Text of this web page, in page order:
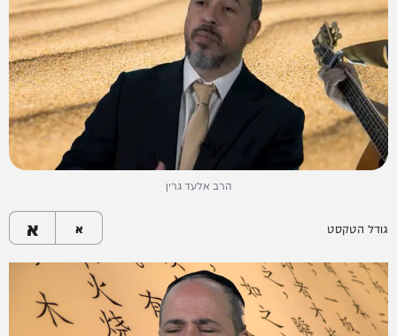
הרב אלעד גרין
גודל הטקסט א א